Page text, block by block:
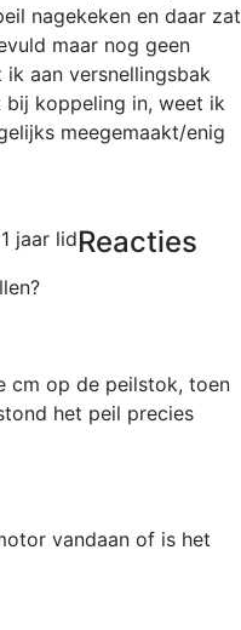
nagekeken en daar zat
maar nog geen
aan versnellingsbak
koppeling in, weet ik
meegemaakt/enig
jaar lidReacties
cm op de peilstok, toen
het peil precies
vandaan of is het